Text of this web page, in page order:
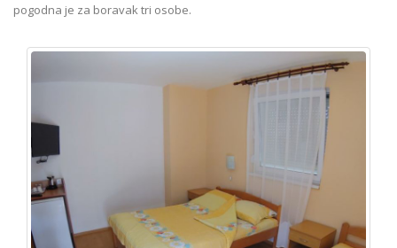
pogodna je za boravak tri osobe.